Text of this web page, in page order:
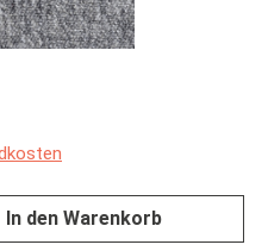
In den Warenkorb